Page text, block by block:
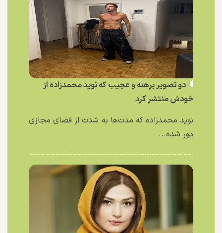
دو تصویر برهنه و عجیب که نوید محمدزاده از
خودش منتشر کرد
نوید محمدزاده که مدت‌ها به شدت از فضای مجازی
دور شده...